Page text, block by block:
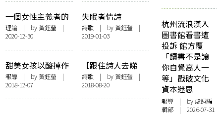
一個女性主義者的
革命寫作練習
理論 | by 黃鈺螢 |
2020-12-30
失眠者情詩
詩歌| by 黃鈺螢 |
2019-01-03
甜美女孩以酸掉作
抵抗——記「女性
凝視與肉體繪寫」
講座
報導 | by 黃鈺螢 |
2018-12-07
【跟住詩人去睇
展】麥快樂——馬
玉江個展「夜未
央」
詩歌| by 黃鈺螢 |
2018-08-20
杭州流浪漢入
圖書館看書遭
投訴 館方覆
「讀書不是讓
你自覺高人一
等」戳破文化
資本迷思
報導 | by 虛詞編
輯部 | 2026-07-31